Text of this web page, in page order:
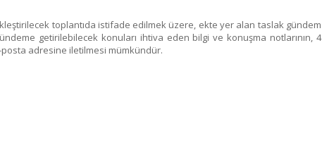
toplantıda istifade edilmek üzere, ekte yer alan taslak gündem
getirilebilecek konuları ihtiva eden bilgi ve konuşma notlarının, 4
posta adresine iletilmesi mümkündür.